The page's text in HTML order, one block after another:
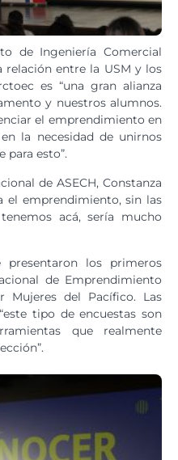
de Ingeniería Comercial
relación entre la USM y los
es “una gran alianza
y nuestros alumnos.
el emprendimiento en
la necesidad de unirnos
para esto”.
de ASECH, Constanza
el emprendimiento, sin las
acá, sería mucho
los primeros
de Emprendimiento
Mujeres del Pacífico. Las
tipo de encuestas son
que realmente